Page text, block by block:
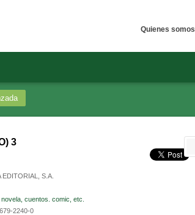
Quienes somos
3
EDITORIAL, S.A.
cuentos. comic, etc.
2240-0